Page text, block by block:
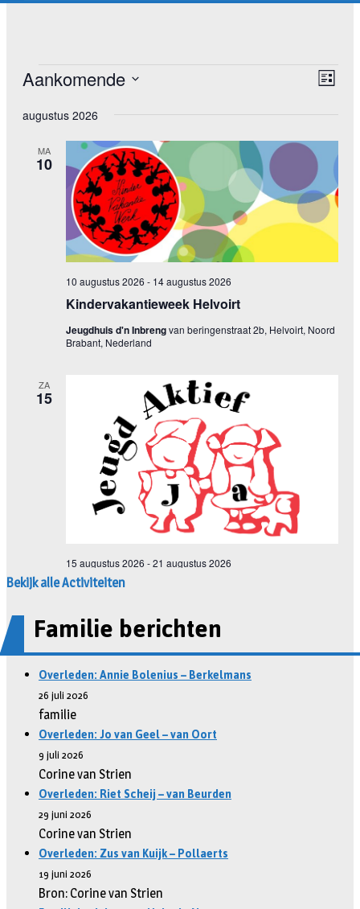
Bekijk alle Activiteiten
Familie berichten
Overleden: Annie Bolenius – Berkelmans
26 juli 2026
familie
Overleden: Jo van Geel – van Oort
9 juli 2026
Corine van Strien
Overleden: Riet Scheij – van Beurden
29 juni 2026
Corine van Strien
Overleden: Zus van Kuijk – Pollaerts
19 juni 2026
Bron: Corine van Strien